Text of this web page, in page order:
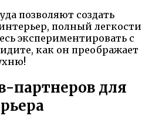
позволяют создать
полный легкости
экспериментировать с
как он преображает
партнеров для